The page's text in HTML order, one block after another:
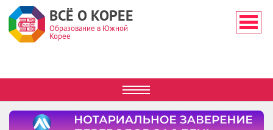
ВСЁ О КОРЕЕ
Образование в Южной
Корее